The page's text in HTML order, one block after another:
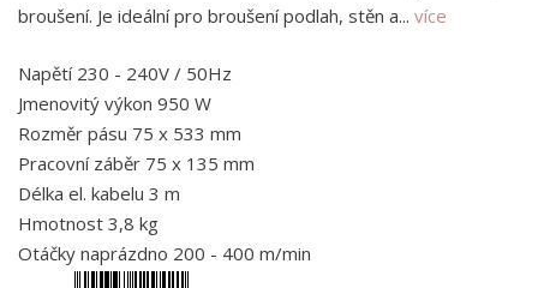
broušení. Je ideální pro broušení podlah, stěn a... více
Napětí 230 - 240V / 50Hz
Jmenovitý výkon 950 W
Rozměr pásu 75 x 533 mm
Pracovní záběr 75 x 135 mm
Délka el. kabelu 3 m
Hmotnost 3,8 kg
Otáčky naprázdno 200 - 400 m/min